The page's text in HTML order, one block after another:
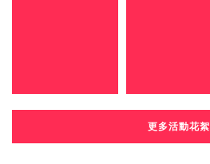
更多活動花絮